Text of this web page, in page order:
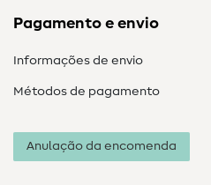
Pagamento e envio
Informações de envio
Métodos de pagamento
Anulação da encomenda